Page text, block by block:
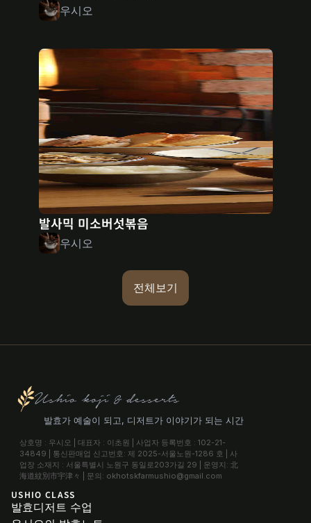
우시오
발사믹 미소버섯볶음
우시오
전체보기
Ushio koji & desserts
발효가 예술이 되고, 디저트가 이야기가 되는 시간
상호명 : 우시오 | 대표자 : 이초원 | 사업자 등록번호 : 102-21-
34849 | 통신판매업 신고번호: 제 2025-서울노원-1286 호 | 사
업장 소재지 : 서울특별시 노원구 동일로203가길 29 | 운영지: 北
海道紋別市宇津々 | 문의: okhotskfarmushio@gmail.com
USHIO CLASS
발효디저트 수업